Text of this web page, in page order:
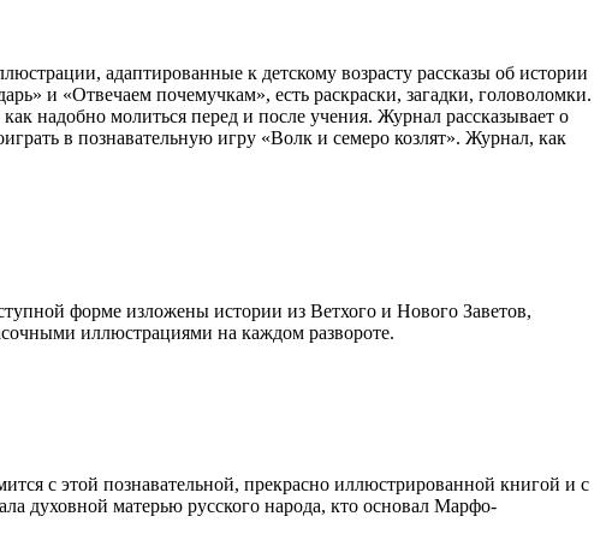
адаптированные к детскому возрасту рассказы об истории
и «Отвечаем почемучкам», есть раскраски, загадки, головоломки.
надобно молиться перед и после учения. Журнал рассказывает о
в познавательную игру «Волк и семеро козлят». Журнал, как
форме изложены истории из Ветхого и Нового Заветов,
иллюстрациями на каждом развороте.
с этой познавательной, прекрасно иллюстрированной книгой и с
духовной матерью русского народа, кто основал Марфо-